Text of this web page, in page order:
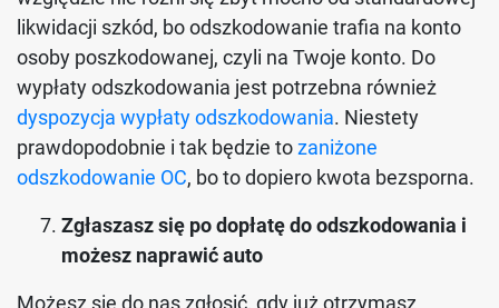
likwidacji szkód, bo odszkodowanie trafia na konto
osoby poszkodowanej, czyli na Twoje konto. Do
wypłaty odszkodowania jest potrzebna również
dyspozycja wypłaty odszkodowania. Niestety
prawdopodobnie i tak będzie tozaniżone
odszkodowanie OC, bo to dopiero kwota bezsporna.
Zgłaszasz się po dopłatę do odszkodowania i
możesz naprawić auto
Możesz się do nas zgłosić, gdy już otrzymasz